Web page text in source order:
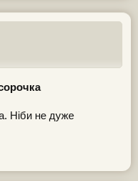
Ніби не дуже